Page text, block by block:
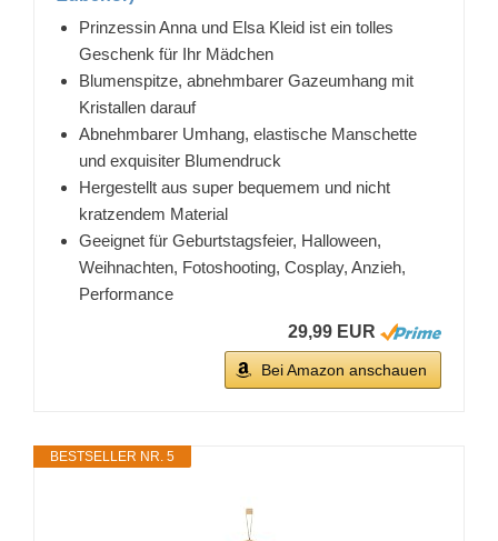
Prinzessin Anna und Elsa Kleid ist ein tolles
Geschenk für Ihr Mädchen
Blumenspitze, abnehmbarer Gazeumhang mit
Kristallen darauf
Abnehmbarer Umhang, elastische Manschette
und exquisiter Blumendruck
Hergestellt aus super bequemem und nicht
kratzendem Material
Geeignet für Geburtstagsfeier, Halloween,
Weihnachten, Fotoshooting, Cosplay, Anzieh,
Performance
29,99 EUR
Bei Amazon anschauen
BESTSELLER NR. 5